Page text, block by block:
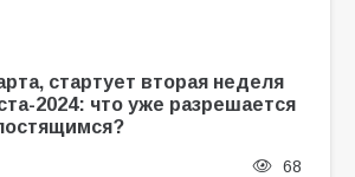
стартует вторая неделя
2024: что уже разрешается
68